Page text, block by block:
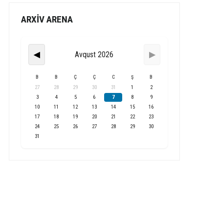
ARXİV ARENA
◀ Avqust 2026 ▶
B B Ç Ç C Ş B
27 28 29 30 31 1
2
3
4 5 6 7 8
9
10
11 12 13 14 15
16
17
18 19 20 21 22
23
24
25 26 27 28 29
30
31